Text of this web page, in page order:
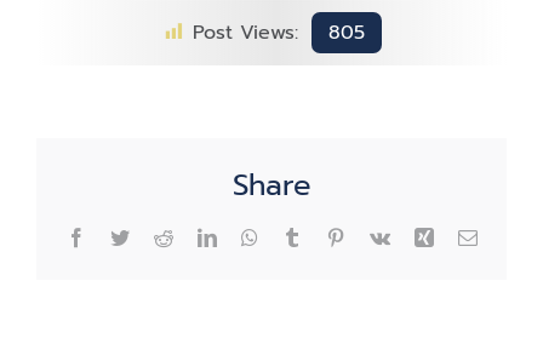
Post Views: 805
Share
Facebook
TwitterRedditLinkedInWhatsApp
TumblrPinterest
Vk Xing Email